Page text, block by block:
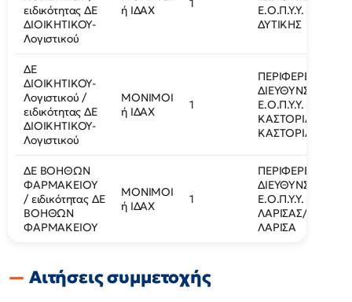
ειδικότητας ΔΕ
ΔΙΟΙΚΗΤΙΚΟΥ-
Λογιστικού
ή ΙΔΑΧ
1
Ε.Ο.Π.Υ.Υ.
ΔΥΤΙΚΗΣ
ΔΕ
ΔΙΟΙΚΗΤΙΚΟΥ-
Λογιστικού /
ειδικότητας ΔΕ
ΔΙΟΙΚΗΤΙΚΟΥ-
Λογιστικού
ΜΟΝΙΜΟΙ
ή ΙΔΑΧ
1
ΠΕΡΙΦΕΡΕΙΑΚΗ
ΔΙΕΥΘΥΝΣΗ
Ε.Ο.Π.Υ.Υ.
ΚΑΣΤΟΡΙΑΣ/
ΚΑΣΤΟΡΙΑ
ΔΕ ΒΟΗΘΩΝ
ΦΑΡΜΑΚΕΙΟΥ
/ ειδικότητας ΔΕ
ΒΟΗΘΩΝ
ΦΑΡΜΑΚΕΙΟΥ
ΜΟΝΙΜΟΙ
ή ΙΔΑΧ
1
ΠΕΡΙΦΕΡΕΙΑΚΗ
ΔΙΕΥΘΥΝΣΗ
Ε.Ο.Π.Υ.Υ.
ΛΑΡΙΣΑΣ/
ΛΑΡΙΣΑ
Αιτήσεις συμμετοχής